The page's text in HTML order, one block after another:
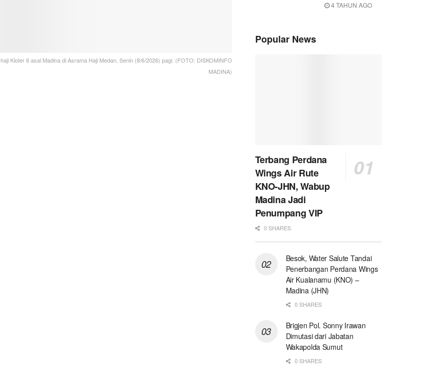
Kloter 6 asal Madina di Asrama Haji Medan, Senin (8/6/2026) pagi. (FOTO: DISKOMINFO
MADINA)
4 TAHUN AGO
Popular News
Terbang Perdana
Wings Air Rute
KNO-JHN, Wabup
Madina Jadi
Penumpang VIP
0 SHARES
Besok, Water Salute Tandai
Penerbangan Perdana Wings
Air Kualanamu (KNO) –
Madina (JHN)
0 SHARES
Brigjen Pol. Sonny Irawan
Dimutasi dari Jabatan
Wakapolda Sumut
0 SHARES